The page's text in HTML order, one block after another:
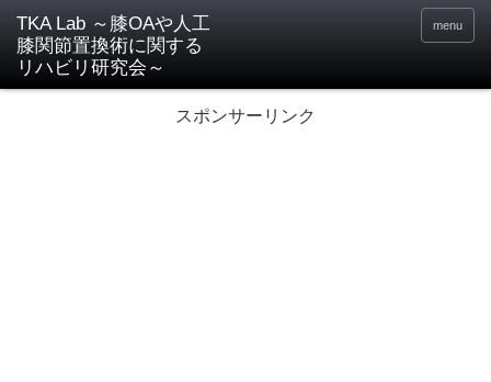
TKA Lab ～膝OAや人工
膝関節置換術に関する
リハビリ研究会～
menu
スポンサーリンク